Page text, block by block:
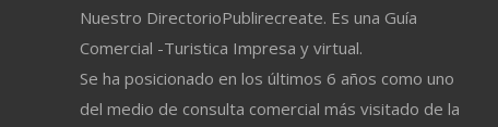
Nuestro DirectorioPublirecreate. Es una Guía
Comercial -Turistica Impresa y virtual.
Se ha posicionado en los últimos 6 años como uno
del medio de consulta comercial más visitado de la